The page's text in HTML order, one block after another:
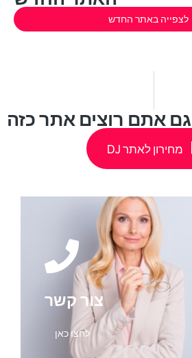
לצפייה באתר החדש
גם אתם רוצים אתר כזה
DJ מחירון לאתר
צור קשר
לחצו כאן